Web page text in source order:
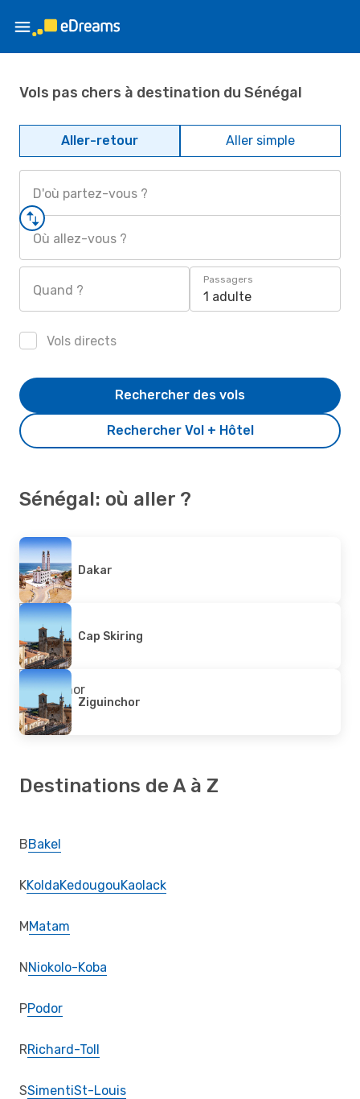
Vols pas chers à destination du Sénégal
Aller-retour Aller simple
D'où partez-vous ?
Où allez-vous ?
Quand ?
Passagers
1 adulte
Vols directs
Rechercher Vol + Hôtel
Rechercher des vols
Sénégal: où aller ?
Dakar
Cap Skiring
Ziguinchor
Destinations de A à Z
BBakel
KKoldaKedougouKaolack
MMatam
NNiokolo-Koba
PPodor
RRichard-Toll
SSimentiSt-Louis